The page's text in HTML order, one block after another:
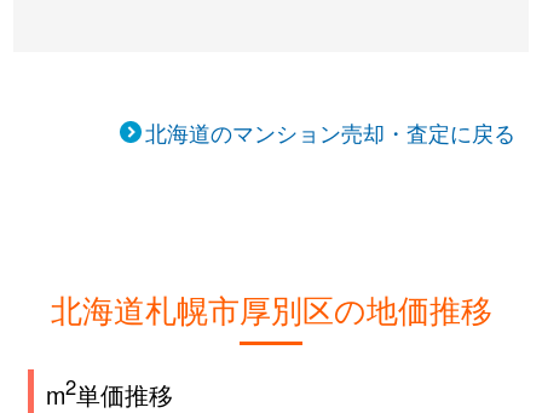
北海道のマンション売却・査定に戻る
北海道札幌市厚別区の地価推移
m2単価推移